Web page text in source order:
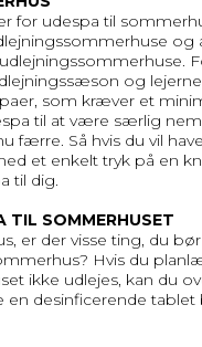
for udespa til
og
som kræver et
til at være særlig
færre. Så hvis du vil
et enkelt tryk på en
til dig.
TIL SOMMERHUSET
er der visse ting, du
Hvis du
ikke udlejes, kan du
en desinficerende